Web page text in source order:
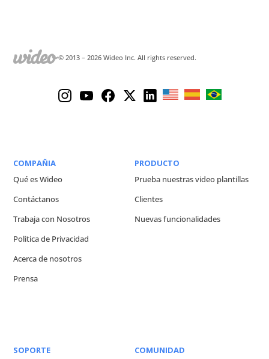
© 2013 –2026 Wideo Inc. All rights reserved.
COMPAÑIA
Qué es Wideo
Contáctanos
Trabaja con Nosotros
Politica de Privacidad
Acerca de nosotros
Prensa
PRODUCTO
Prueba nuestras video plantillas
Clientes
Nuevas funcionalidades
SOPORTE
COMUNIDAD